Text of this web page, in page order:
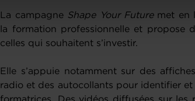
La campagneShape Your Futuremet en
la formation professionnelle et propose
celles qui souhaitent s’investir.
Elle s’appuie notamment sur des
radio et des autocollants pour identifier et